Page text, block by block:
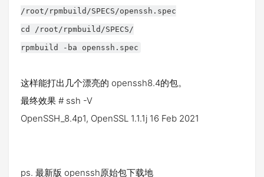
/root/rpmbuild/SPECS/openssh.spec
cd /root/rpmbuild/SPECS/
rpmbuild -ba openssh.spec
这样能打出几个漂亮的 openssh8.4的包。
最终效果 # ssh -V
OpenSSH_8.4p1, OpenSSL 1.1.1j 16 Feb 2021
ps. 最新版 openssh原始包下载地